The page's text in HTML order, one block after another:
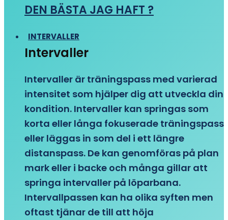
DEN BÄSTA JAG HAFT ?
INTERVALLER
Intervaller
Intervaller är träningspass med varierad
intensitet som hjälper dig att utveckla din
kondition. Intervaller kan springas som
korta eller långa fokuserade träningspass
eller läggas in som del i ett längre
distanspass. De kan genomföras på plan
mark eller i backe och många gillar att
springa intervaller på löparbana.
Intervallpassen kan ha olika syften men
oftast tjänar de till att höja